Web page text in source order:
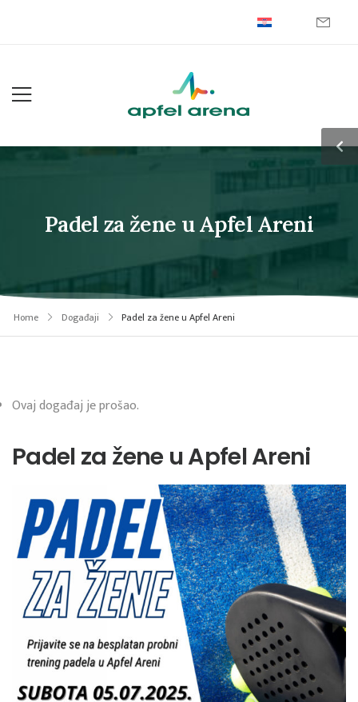
Padel za žene u Apfel Areni
Home Događaji Padel za žene u Apfel Areni
Ovaj događaj je prošao.
Padel za žene u Apfel Areni